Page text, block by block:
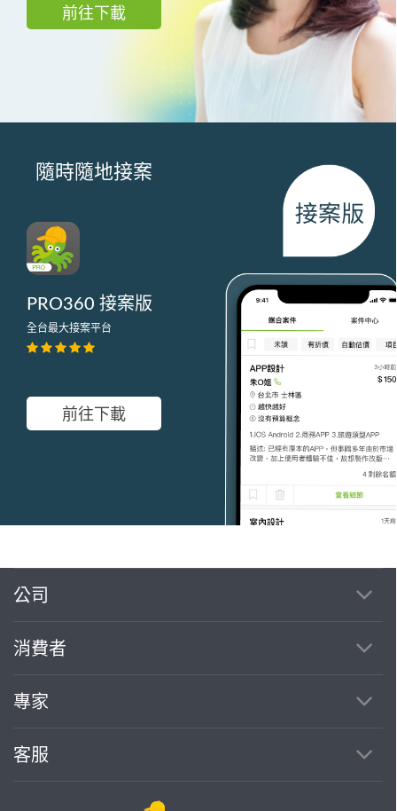
前往下載
隨時隨地接案
PRO360 接案版
全台最大接案平台
前往下載
公司
消費者
專家
客服
繼續完成